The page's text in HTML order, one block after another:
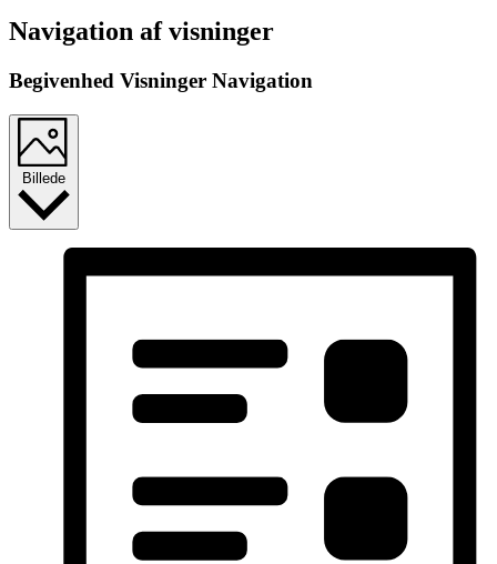
Begivenheder
Navigation af visninger
Begivenhed Visninger Navigation
Billede